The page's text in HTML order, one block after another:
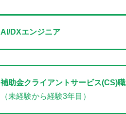
AI/DXエンジニア
補助金クライアントサービス(CS)職
（未経験から経験3年目）